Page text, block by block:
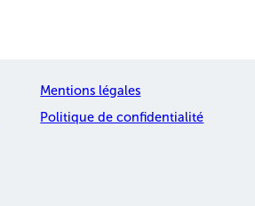
Mentions légales
Politique de confidentialité